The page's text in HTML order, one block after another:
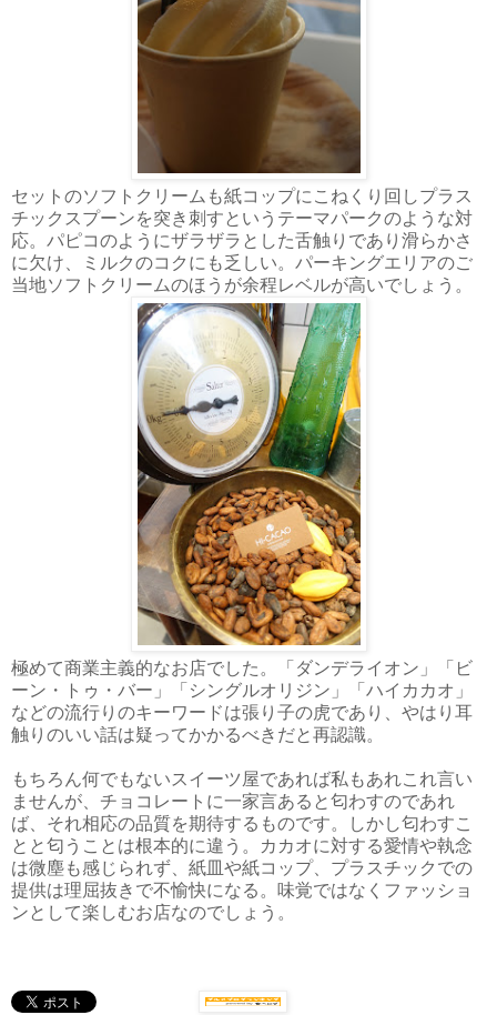
セットのソフトクリームも紙コップにこねくり回しプラス
チックスプーンを突き刺すというテーマパークのような対
応。パピコのようにザラザラとした舌触りであり滑らかさ
に欠け、ミルクのコクにも乏しい。パーキングエリアのご
当地ソフトクリームのほうが余程レベルが高いでしょう。
極めて商業主義的なお店でした。「ダンデライオン」「ビ
ーン・トゥ・バー」「シングルオリジン」「ハイカカオ」
などの流行りのキーワードは張り子の虎であり、やはり耳
触りのいい話は疑ってかかるべきだと再認識。
もちろん何でもないスイーツ屋であれば私もあれこれ言い
ませんが、チョコレートに一家言あると匂わすのであれ
ば、それ相応の品質を期待するものです。しかし匂わすこ
とと匂うことは根本的に違う。カカオに対する愛情や執念
は微塵も感じられず、紙皿や紙コップ、プラスチックでの
提供は理屈抜きで不愉快になる。味覚ではなくファッショ
ンとして楽しむお店なのでしょう。